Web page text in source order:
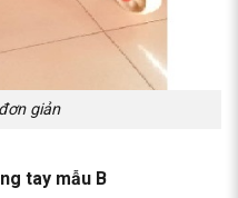
giản
tay mẫu B